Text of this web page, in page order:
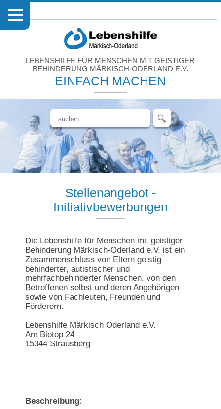
LEBENSHILFE FÜR MENSCHEN MIT GEISTIGER
BEHINDERUNG MÄRKISCH-ODERLAND E.V.
EINFACH MACHEN
Stellenangebot -
Initiativbewerbungen
Die Lebenshilfe für Menschen mit geistiger
Behinderung Märkisch-Oderland e.V. ist ein
Zusammenschluss von Eltern geistig
behinderter, autistischer und
mehrfachbehinderter Menschen, von den
Betroffenen selbst und deren Angehörigen
sowie von Fachleuten, Freunden und
Förderern.
Lebenshilfe Märkisch Oderland e.V.
Am Biotop 24
15344 Strausberg
Beschreibung: